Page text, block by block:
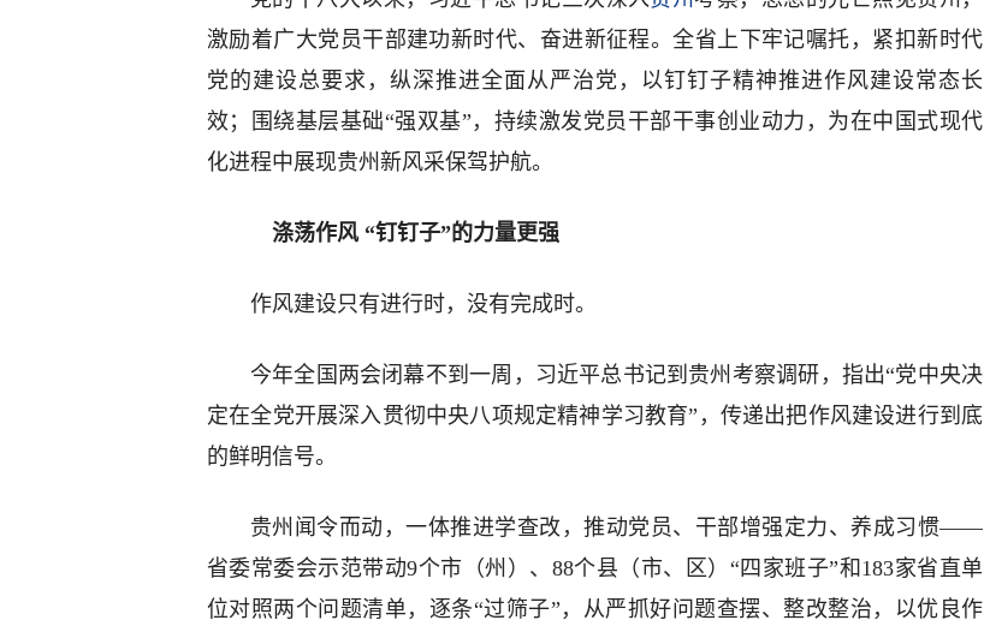
激励着广大党员干部建功新时代、奋进新征程。全省上下牢记嘱托，紧扣新时代
党的建设总要求，纵深推进全面从严治党，以钉钉子精神推进作风建设常态长
效；围绕基层基础“强双基”，持续激发党员干部干事创业动力，为在中国式现代
化进程中展现贵州新风采保驾护航。
涤荡作风 “钉钉子”的力量更强
作风建设只有进行时，没有完成时。
今年全国两会闭幕不到一周，习近平总书记到贵州考察调研，指出“党中央决
定在全党开展深入贯彻中央八项规定精神学习教育”，传递出把作风建设进行到底
的鲜明信号。
贵州闻令而动，一体推进学查改，推动党员、干部增强定力、养成习惯——
省委常委会示范带动9个市（州）、88个县（市、区）“四家班子”和183家省直单
位对照两个问题清单，逐条“过筛子”，从严抓好问题查摆、整改整治，以优良作